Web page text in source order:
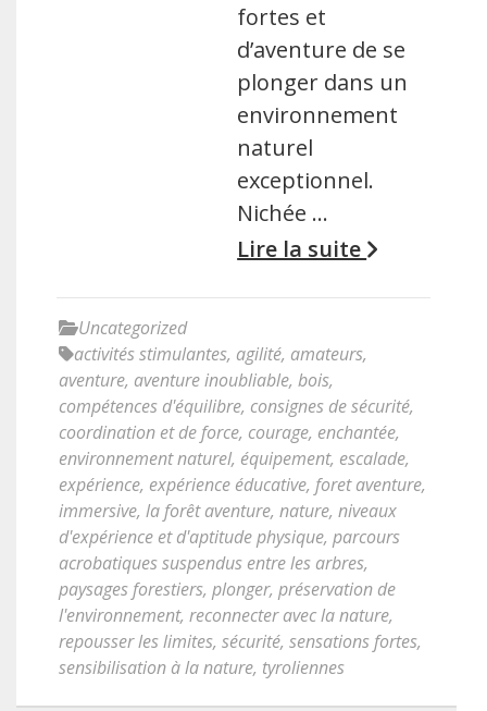
fortes et
d’aventure de se
plonger dans un
environnement
naturel
exceptionnel.
Nichée …
Lire la suite
Uncategorized
activités stimulantes, agilité, amateurs,
aventure, aventure inoubliable, bois,
compétences d'équilibre, consignes de sécurité,
coordination et de force, courage, enchantée,
environnement naturel, équipement, escalade,
expérience, expérience éducative, foret aventure,
immersive, la forêt aventure, nature, niveaux
d'expérience et d'aptitude physique, parcours
acrobatiques suspendus entre les arbres,
paysages forestiers, plonger, préservation de
l'environnement, reconnecter avec la nature,
repousser les limites, sécurité, sensations fortes,
sensibilisation à la nature, tyroliennes